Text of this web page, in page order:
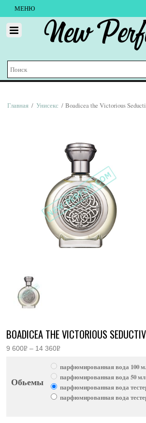
МЕНЮ
New
Главная / Унисекс / Boadicea the Victorious
BOADICEA THE VICTORIOUS
9 600Р – 14 360Р
Обьемы
парфюмированная вода 100
парфюмированная вода 50 мл
парфюмированная вода
парфюмированная вода